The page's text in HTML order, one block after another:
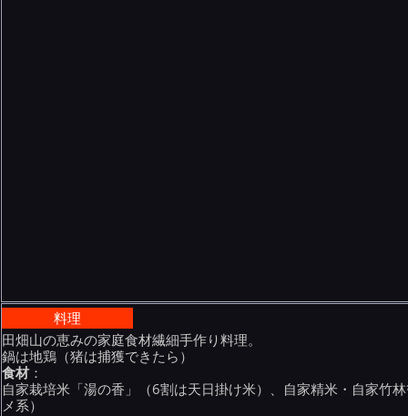
料理
田畑山の恵みの家庭食材繊細手作り料理。
鍋は地鶏（猪は捕獲できたら）
食材 ：
自家栽培米「湯の香」（6割は天日掛け米）、自家精米・自家竹
メ系）